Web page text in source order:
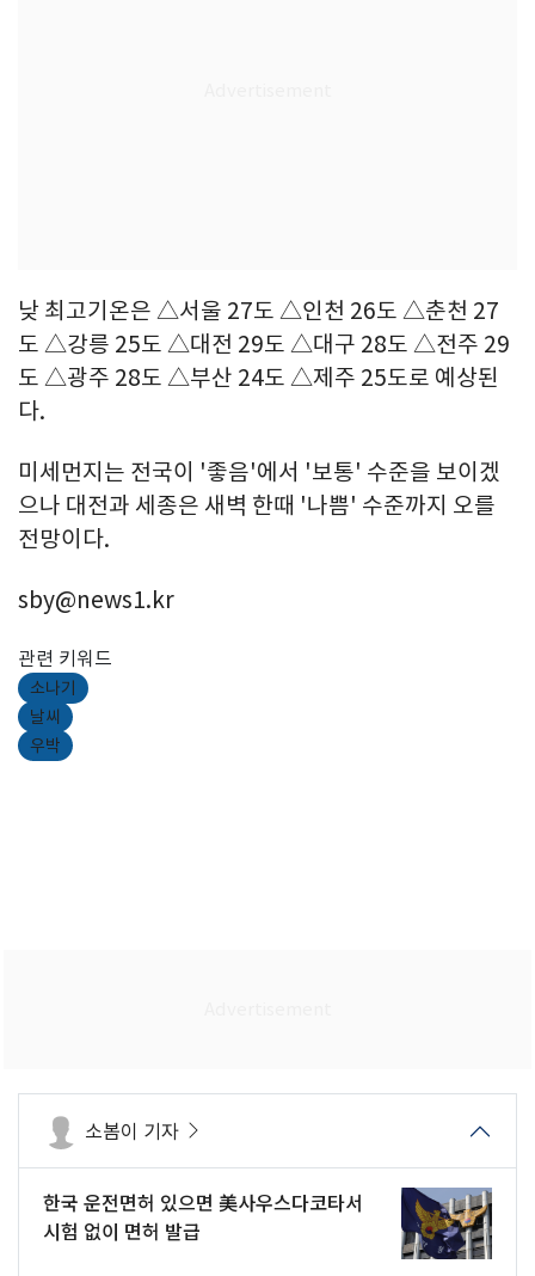
낮 최고기온은 △서울 27도 △인천 26도 △춘천 27
도 △강릉 25도 △대전 29도 △대구 28도 △전주 29
도 △광주 28도 △부산 24도 △제주 25도로 예상된
다.
미세먼지는 전국이 '좋음'에서 '보통' 수준을 보이겠
으나 대전과 세종은 새벽 한때 '나쁨' 수준까지 오를
전망이다.
sby@news1.kr
관련 키워드
소나기
날씨
우박
소봄이 기자
한국 운전면허 있으면 美사우스다코타서
시험 없이 면허 발급